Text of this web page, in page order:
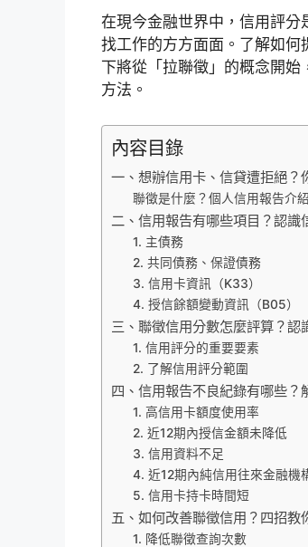
在現今金融世界中，信用評分
找工作的方方面面。了解如
下將從「拉聯徵」的概念開
方法。
內容目錄
一、想辦信用卡、信貸遭拒絕？
聯徵是什麼？個人信用報告介紹
二、信用報告有哪些項目？認識
1. 主債務
2. 共同債務、保證債務
3. 信用卡資訊（K33）
4. 授信餘額變動資訊（B05）
三、聯徵信用分數怎麼評算？認
1. 信用評分的重要要素
2. 了解信用評分範圍
四、信用報告不良紀錄有哪些？
1. 高信用卡額度使用率
2. 近12期內授信金額未降低
3. 信用資料不足
4. 近12期內純信用往來金融機
5. 信用卡持卡時間短
五、如何改善聯徵信用？四招教
1. 降低聯徵查詢次數